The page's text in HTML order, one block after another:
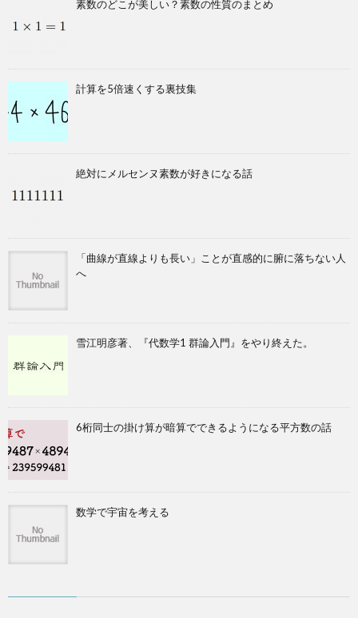
素数のどこが美しい？素数の性質のまとめ
計算を5倍速くする裏技集
絶対にメルセンヌ素数が好きになる話
「曲線が直線よりも長い」ことが直感的に腑に落ちない人
へ
雪江明彦著、『代数学1 群論入門』をやり終えた。
6桁同士の掛け算が暗算でできるようになる平方数の話
数学で宇宙を考える